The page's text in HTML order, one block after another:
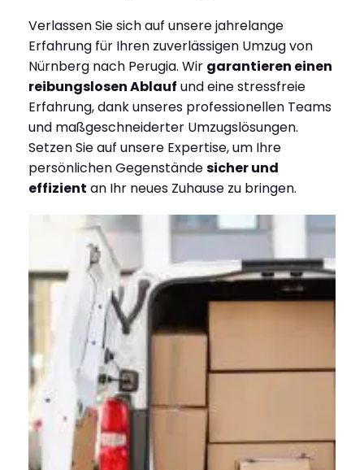
Verlassen Sie sich auf unsere jahrelange
Erfahrung für Ihren zuverlässigen Umzug von
Nürnberg nach Perugia. Wir garantieren einen
reibungslosen Ablauf und eine stressfreie
Erfahrung, dank unseres professionellen Teams
und maßgeschneiderter Umzugslösungen.
Setzen Sie auf unsere Expertise, um Ihre
persönlichen Gegenständesicher und
effizient an Ihr neues Zuhause zu bringen.